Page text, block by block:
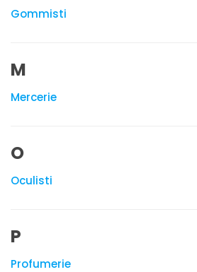
Gommisti
M
Mercerie
O
Oculisti
P
Profumerie